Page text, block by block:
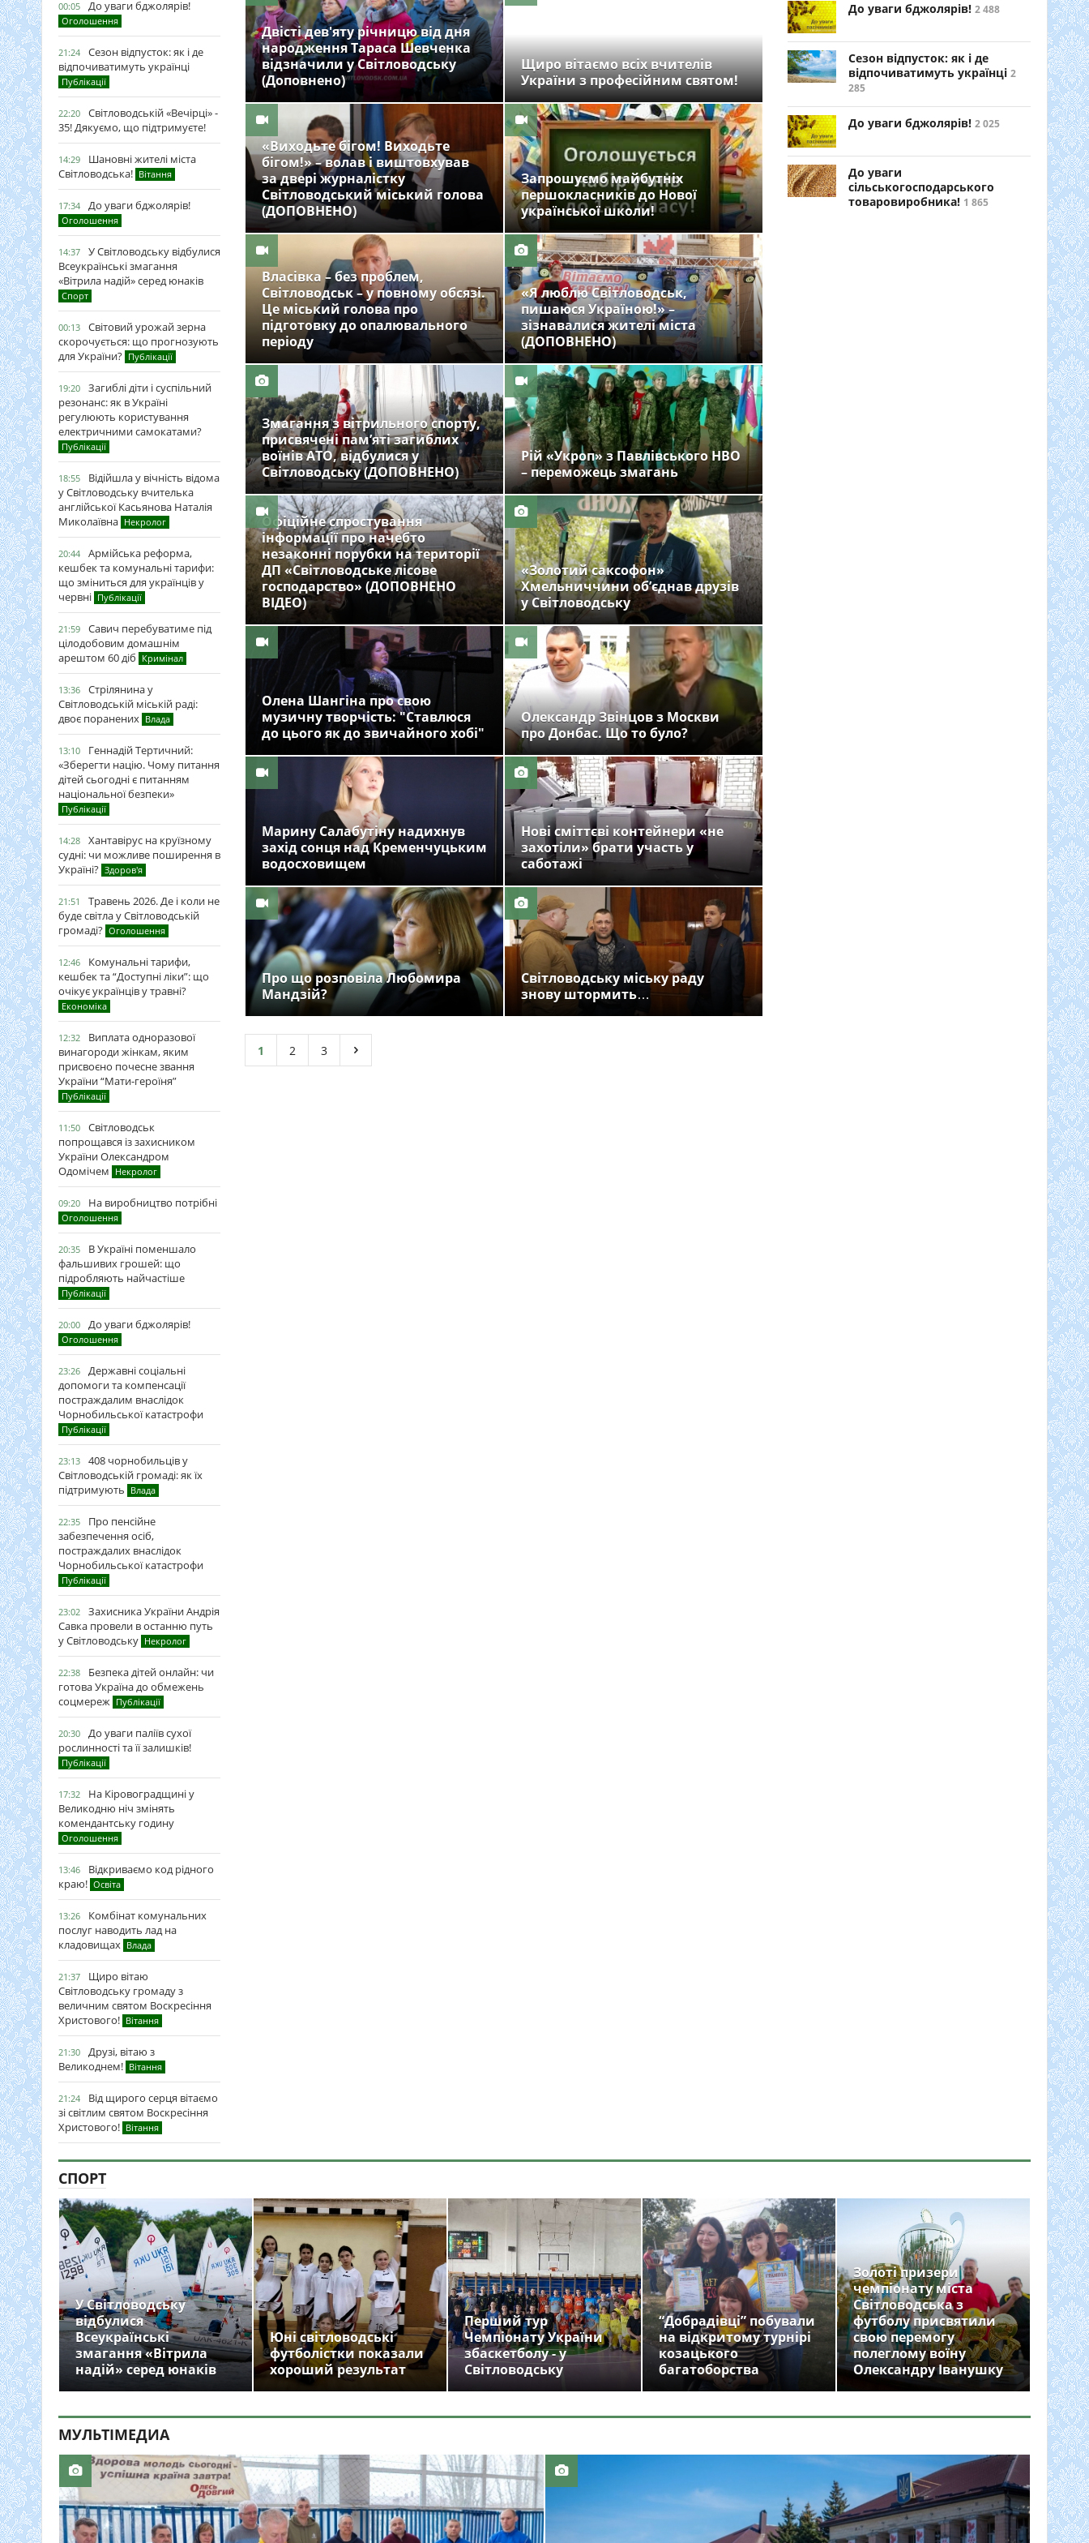
00:05 До уваги бджолярів!
Оголошення
21:24
Сезон відпусток: як і де
відпочиватимуть українці
Публікації
22:20
Світловодській «Вечірці» -
35! Дякуємо, що підтримуєте!
14:29
Шановні жителі міста
Світловодська! Вітання
17:34 До уваги бджолярів!
Оголошення
14:37
У Світловодську відбулися
Всеукраїнські змагання
«Вітрила надій» серед юнаків
Спорт
00:13
Світовий урожай зерна
скорочується: що прогнозують
для України? Публікації
19:20
Загиблі діти і суспільний
резонанс: як в Україні
регулюють користування
електричними самокатами?
Публікації
18:55
Відійшла у вічність відома
у Світловодську вчителька
англійської Касьянова Наталія
Миколаївна Некролог
20:44
Армійська реформа,
кешбек та комунальні тарифи:
що зміниться для українців у
червні Публікації
21:59
Савич перебуватиме під
цілодобовим домашнім
арештом 60 діб Кримінал
13:36
Стрілянина у
Світловодській міській раді:
двоє поранених Влада
13:10
Геннадій Тертичний:
«Зберегти націю. Чому питання
дітей сьогодні є питанням
національної безпеки»
Публікації
14:28
Хантавірус на круїзному
судні: чи можливе поширення в
Україні? Здоров'я
21:51
Травень 2026. Де і коли не
буде світла у Світловодській
громаді? Оголошення
12:46
Комунальні тарифи,
кешбек та “Доступні ліки”: що
очікує українців у травні?
Економіка
12:32
Виплата одноразової
винагороди жінкам, яким
присвоєно почесне звання
України “Мати-героїня”
Публікації
11:50
Світловодськ
попрощався із захисником
України Олександром
Одомічем Некролог
09:20 На виробництво потрібні
Оголошення
20:35
В Україні поменшало
фальшивих грошей: що
підробляють найчастіше
Публікації
20:00 До уваги бджолярів!
Оголошення
23:26
Державні соціальні
допомоги та компенсації
постраждалим внаслідок
Чорнобильської катастрофи
Публікації
23:13
408 чорнобильців у
Світловодській громаді: як їх
підтримують Влада
22:35
Про пенсійне
забезпечення осіб,
постраждалих внаслідок
Чорнобильської катастрофи
Публікації
23:02
Захисника України Андрія
Савка провели в останню путь
у Світловодську Некролог
22:38
Безпека дітей онлайн: чи
готова Україна до обмежень
соцмереж Публікації
20:30
До уваги паліїв сухої
рослинності та її залишків!
Публікації
17:32
На Кіровоградщині у
Великодню ніч змінять
комендантську годину
Оголошення
13:46
Відкриваємо код рідного
краю! Освіта
13:26
Комбінат комунальних
послуг наводить лад на
кладовищах Влада
21:37
Щиро вітаю
Світловодську громаду з
величним святом Воскресіння
Христового! Вітання
21:30
Друзі, вітаю з
Великоднем! Вітання
21:24
Від щирого серця вітаємо
зі світлим святом Воскресіння
Христового! Вітання
Двісті дев'яту річницю від дня
народження Тараса Шевченка
відзначили у Світловодську
(Доповнено)
Щиро вітаємо всіх вчителів
України з професійним святом!
«Виходьте бігом! Виходьте
бігом!» – волав і виштовхував
за двері журналістку
Світловодський міський голова
(ДОПОВНЕНО)
Запрошуємо майбутніх
першокласників до Нової
української школи!
Власівка – без проблем,
Світловодськ – у повному обсязі.
Це міський голова про
підготовку до опалювального
періоду
«Я люблю Світловодськ,
пишаюся Україною!» –
зізнавалися жителі міста
(ДОПОВНЕНО)
Змагання з вітрильного спорту,
присвячені пам’яті загиблих
воїнів АТО, відбулися у
Світловодську (ДОПОВНЕНО)
Рій «Укроп» з Павлівського НВО
– переможець змагань
Офіційне спростування
інформації про начебто
незаконні порубки на території
ДП «Світловодське лісове
господарство» (ДОПОВНЕНО
ВІДЕО)
«Золотий саксофон»
Хмельниччини об’єднав друзів
у Світловодську
Олена Шангіна про свою
музичну творчість: "Ставлюся
до цього як до звичайного хобі"
Олександр Звінцов з Москви
про Донбас. Що то було?
Марину Салабутіну надихнув
захід сонця над Кременчуцьким
водосховищем
Нові сміттєві контейнери «не
захотіли» брати участь у
саботажі
Про що розповіла Любомира
Мандзій?
Світловодську міську раду
знову штормить…
1 2 3
До уваги бджолярів! 2 488
Сезон відпусток: як і де
відпочиватимуть українці 2
285
До уваги бджолярів! 2 025
До уваги
сільськогосподарського
товаровиробника! 1 865
СПОРТ
У Світловодську
відбулися
Всеукраїнські
змагання «Вітрила
надій» серед юнаків
Юні світловодські
футболістки показали
хороший результат
Перший тур
Чемпіонату України
збаскетболу - у
Світловодську
“Добрадівці” побували
на відкритому турнірі
козацького
багатоборства
Золоті призери
чемпіонату міста
Світловодська з
футболу присвятили
свою перемогу
полеглому воїну
Олександру Іванушку
МУЛЬТIМЕДИА